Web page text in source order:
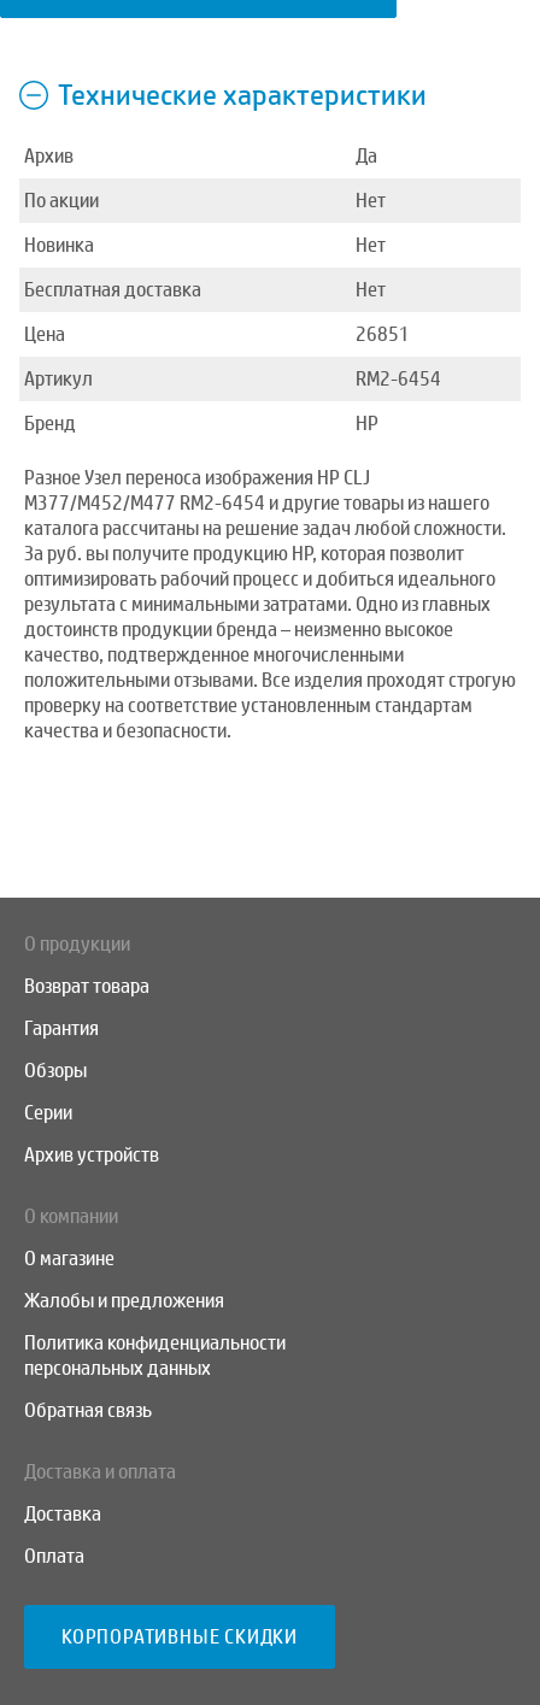
Технические характеристики
Архив
Да
По акции
Нет
Новинка
Нет
Бесплатная доставка
Нет
Цена
26851
Артикул
RM2-6454
Бренд
HP
Разное Узел переноса изображения HP CLJ
M377/M452/M477 RM2-6454 и другие товары из нашего
каталога рассчитаны на решение задач любой сложности.
За руб. вы получите продукцию HP, которая позволит
оптимизировать рабочий процесс и добиться идеального
результата с минимальными затратами. Одно из главных
достоинств продукции бренда – неизменно высокое
качество, подтвержденное многочисленными
положительными отзывами. Все изделия проходят строгую
проверку на соответствие установленным стандартам
качества и безопасности.
О продукции
Возврат товара
Гарантия
Обзоры
Серии
Архив устройств
О компании
О магазине
Жалобы и предложения
Политика конфиденциальности
персональных данных
Обратная связь
Доставка и оплата
Доставка
Оплата
КОРПОРАТИВНЫЕ СКИДКИ